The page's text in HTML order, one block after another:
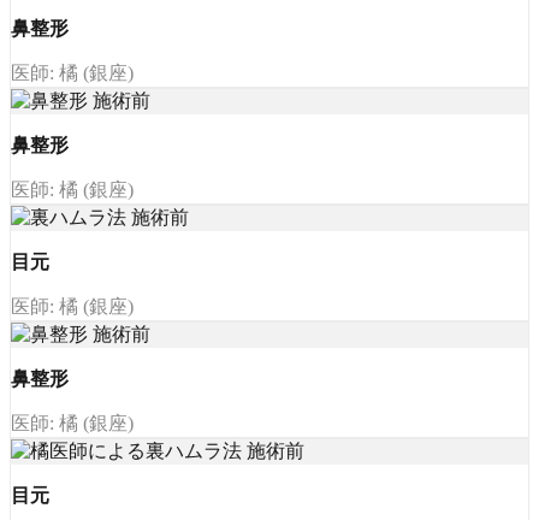
鼻整形
医師: 橘 (銀座)
鼻整形
医師: 橘 (銀座)
目元
医師: 橘 (銀座)
鼻整形
医師: 橘 (銀座)
目元